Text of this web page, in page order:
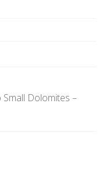
Dolomites –